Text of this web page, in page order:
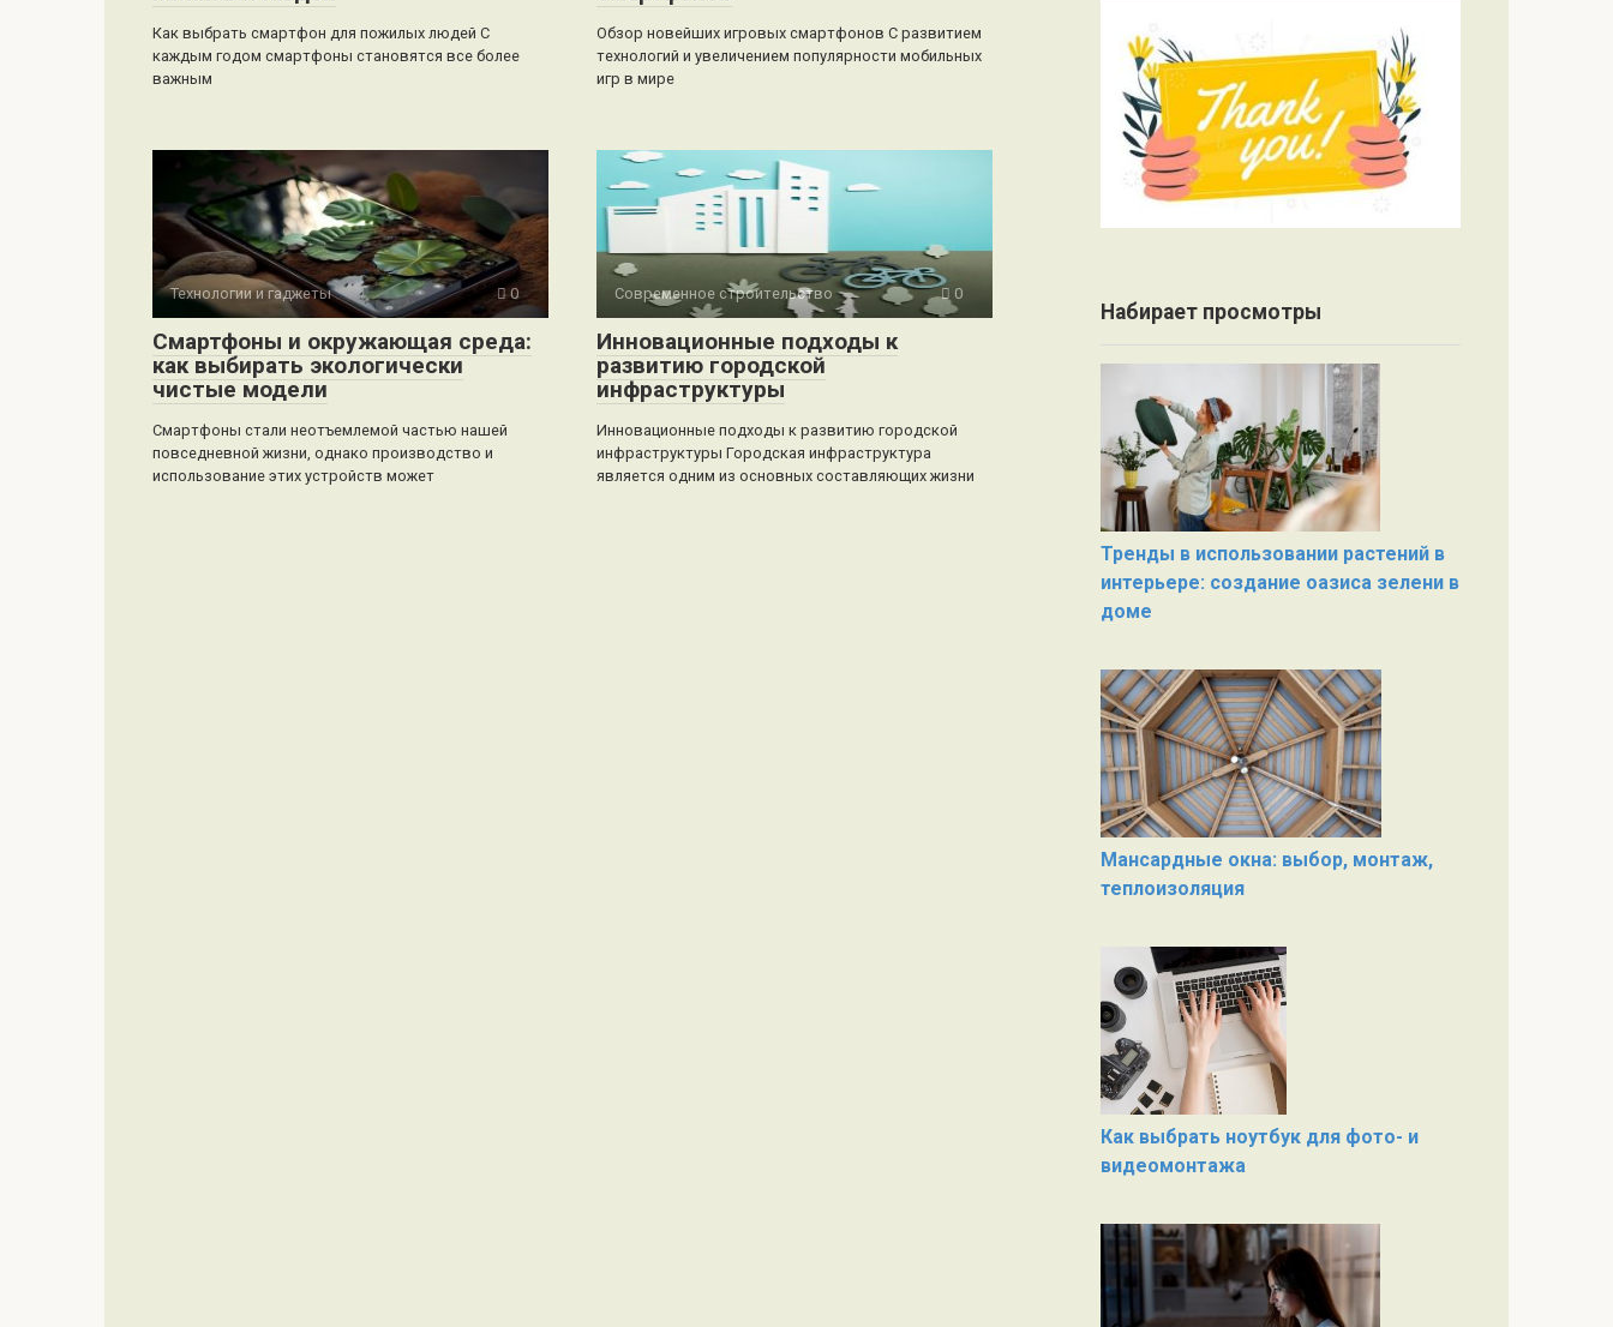
Как выбрать смартфон для пожилых людей С
каждым годом смартфоны становятся все более
важным
Обзор новейших игровых смартфонов С развитием
технологий и увеличением популярности мобильных
игр в мире
Технологии и гаджеты 0
Смартфоны и окружающая среда:
как выбирать экологически
чистые модели
Смартфоны стали неотъемлемой частью нашей
повседневной жизни, однако производство и
использование этих устройств может
Современное строительство 0
Инновационные подходы к
развитию городской
инфраструктуры
Инновационные подходы к развитию городской
инфраструктуры Городская инфраструктура
является одним из основных составляющих жизни
Набирает просмотры
Тренды в использовании растений в
интерьере: создание оазиса зелени в
доме
Мансардные окна: выбор, монтаж,
теплоизоляция
Как выбрать ноутбук для фото- и
видеомонтажа